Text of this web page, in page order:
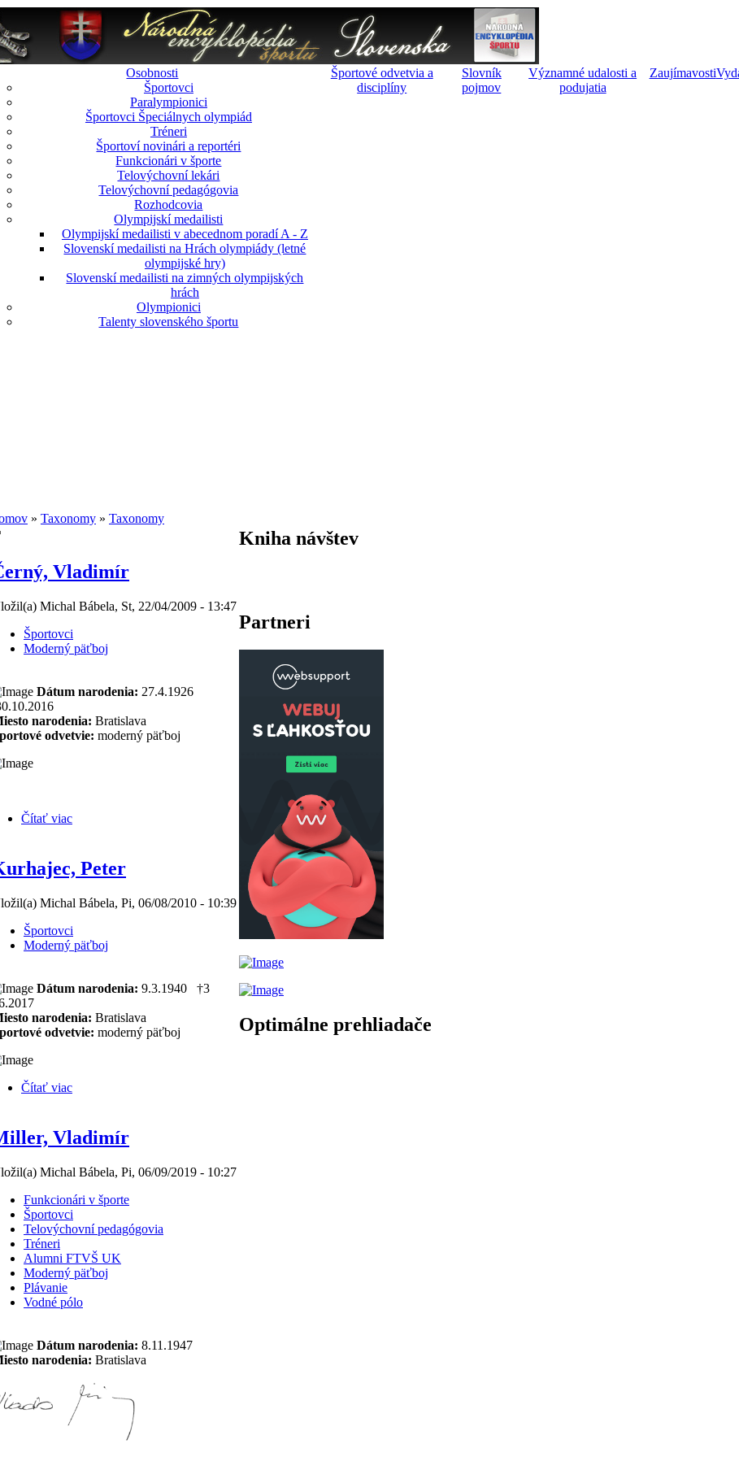
Osobnosti
Športovci
Paralympionici
Športovci Špeciálnych olympiád
Tréneri
Športoví novinári a reportéri
Funkcionári v športe
Telovýchovní lekári
Telovýchovní pedagógovia
Rozhodcovia
Olympijskí medailisti
Olympijskí medailisti v abecednom poradí A - Z
Slovenskí medailisti na Hrách olympiády (letné
olympijské hry)
Slovenskí medailisti na zimných olympijských
hrách
Olympionici
Talenty slovenského športu
Športové odvetvia a
disciplíny
Slovník
pojmov
Významné udalosti a
podujatia
Zaujímavosti
» Taxonomy » Taxonomy
Vladimír
Michal Bábela, St, 22/04/2009 - 13:47
Športovci
Moderný päťboj
Dátum narodenia: 27.4.1926
narodenia: Bratislava
odvetvie: moderný päťboj
Čítať viac
Peter
Michal Bábela, Pi, 06/08/2010 - 10:39
Športovci
Moderný päťboj
Dátum narodenia: 9.3.1940 †3
narodenia: Bratislava
odvetvie: moderný päťboj
Čítať viac
Vladimír
Michal Bábela, Pi, 06/09/2019 - 10:27
Funkcionári v športe
Športovci
Telovýchovní pedagógovia
Tréneri
Alumni FTVŠ UK
Moderný päťboj
Plávanie
Vodné pólo
Dátum narodenia: 8.11.1947
narodenia: Bratislava
Kniha návštev
Partneri
Optimálne prehliadače